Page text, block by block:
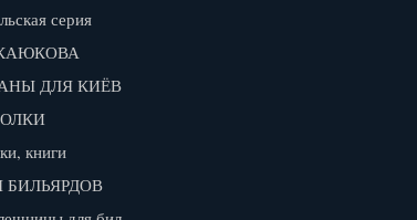
серия
ДЛЯ КИЁВ
книги